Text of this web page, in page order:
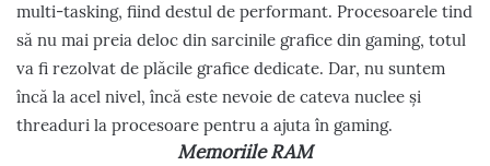
multi-tasking, fiind destul de performant. Procesoarele tind
să nu mai preia deloc din sarcinile grafice din gaming, totul
va fi rezolvat de plăcile grafice dedicate. Dar, nu suntem
încă la acel nivel, încă este nevoie de cateva nuclee și
threaduri la procesoare pentru a ajuta în gaming.
Memoriile RAM